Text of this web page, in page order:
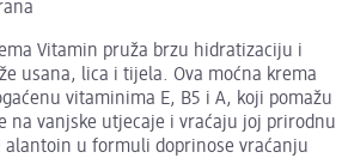
Vitamin pruža brzu hidratizaciju i
usana, lica i tijela. Ova moćna krema
vitaminima E, B5 i A, koji pomažu
na vanjske utjecaje i vraćaju joj prirodnu
alantoin u formuli doprinose vraćanju